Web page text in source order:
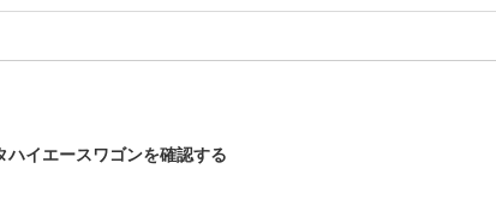
イエースワゴンを確認する